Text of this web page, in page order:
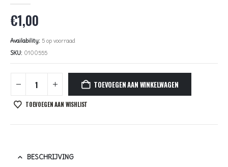
€1,00
Availability: 5 op voorraad
SKU: 0100555
TOEVOEGEN AAN WINKELWAGEN
TOEVOEGEN AAN WISHLIST
BESCHRIJVING